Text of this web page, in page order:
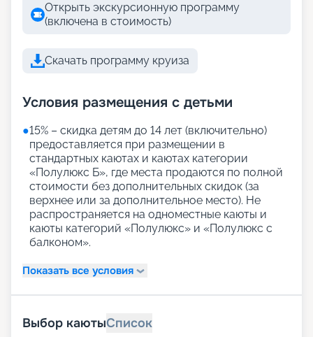
Открыть экскурсионную программу
(включена в стоимость)
Скачать программу круиза
Условия размещения с детьми
●15% – скидка детям до 14 лет (включительно)
предоставляется при размещении в
стандартных каютах и каютах категории
«Полулюкс Б», где места продаются по полной
стоимости без дополнительных скидок (за
верхнее или за дополнительное место). Не
распространяется на одноместные каюты и
каюты категорий «Полулюкс» и «Полулюкс с
балконом».
Показать все условия
Выбор каютыСписок